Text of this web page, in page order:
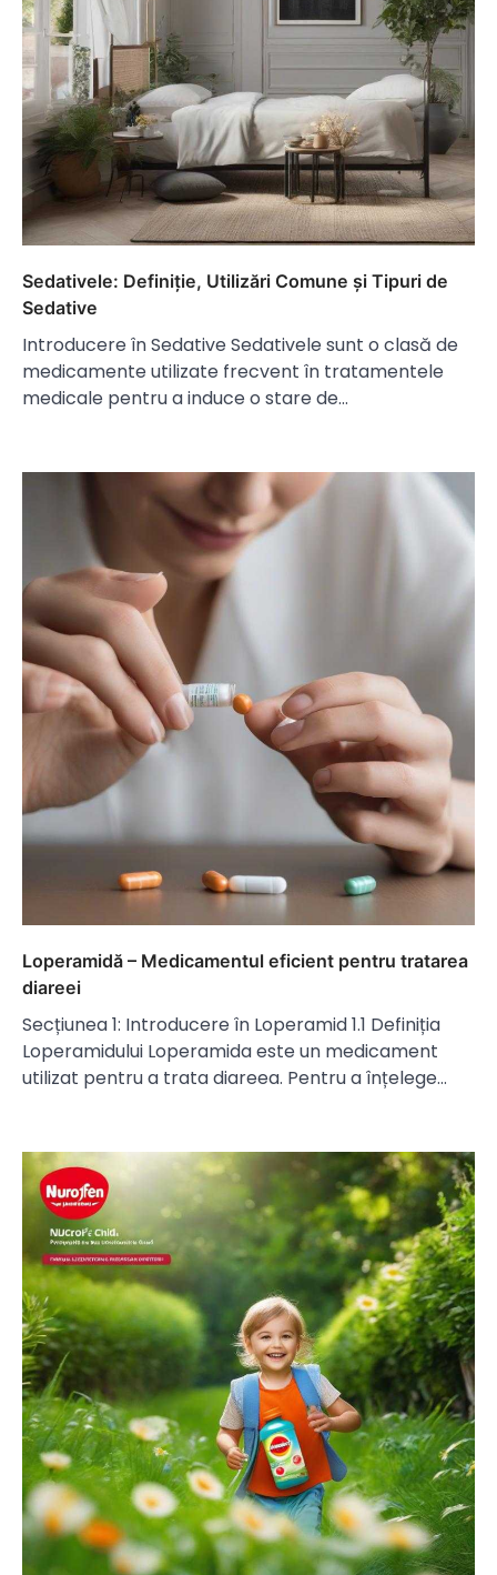
Sedativele: Definiție, Utilizări Comune și Tipuri de
Sedative
Introducere în Sedative Sedativele sunt o clasă de
medicamente utilizate frecvent în tratamentele
medicale pentru a induce o stare de…
Loperamidă – Medicamentul eficient pentru tratarea
diareei
Secțiunea 1: Introducere în Loperamid 1.1 Definiția
Loperamidului Loperamida este un medicament
utilizat pentru a trata diareea. Pentru a înțelege…